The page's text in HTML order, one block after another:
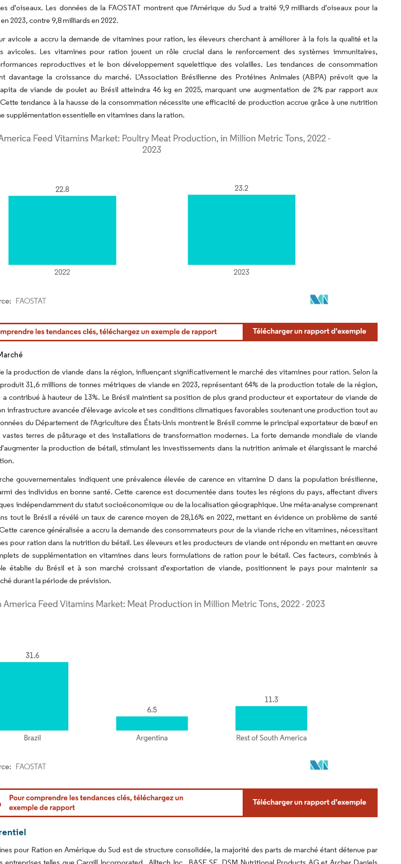
d'oiseaux. Les données de la FAOSTAT montrent que l'Amérique du Sud a traité 9,9 milliards d'oiseaux pour la
2023, contre 9,8 milliards en 2022.
avicole a accru la demande de vitamines pour ration, les éleveurs cherchant à améliorer à la fois la qualité et la
avicoles. Les vitamines pour ration jouent un rôle crucial dans le renforcement des systèmes immunitaires,
reproductives et le bon développement squelettique des volailles. Les tendances de consommation
davantage la croissance du marché. L'Association Brésilienne des Protéines Animales (ABPA) prévoit que la
de viande de poulet au Brésil atteindra 46 kg en 2025, marquant une augmentation de 2% par rapport aux
tendance à la hausse de la consommation nécessite une efficacité de production accrue grâce à une nutrition
supplémentation essentielle en vitamines dans la ration.
La réutilisation nécessite une attribution sous CC BY 4.0.
la production de viande dans la région, influençant significativement le marché des vitamines pour ration. Selon la
31,6 millions de tonnes métriques de viande en 2023, représentant 64% de la production totale de la région,
contribué à hauteur de 13%. Le Brésil maintient sa position de plus grand producteur et exportateur de viande de
infrastructure avancée d'élevage avicole et ses conditions climatiques favorables soutenant une production tout au
du Département de l'Agriculture des États-Unis montrent le Brésil comme le principal exportateur de bœuf en
terres de pâturage et des installations de transformation modernes. La forte demande mondiale de viande
la production de bétail, stimulant les investissements dans la nutrition animale et élargissant le marché
gouvernementales indiquent une prévalence élevée de carence en vitamine D dans la population brésilienne,
des individus en bonne santé. Cette carence est documentée dans toutes les régions du pays, affectant divers
indépendamment du statut socioéconomique ou de la localisation géographique. Une méta-analyse comprenant
tout le Brésil a révélé un taux de carence moyen de 28,16% en 2022, mettant en évidence un problème de santé
carence généralisée a accru la demande des consommateurs pour de la viande riche en vitamines, nécessitant
pour ration dans la nutrition du bétail. Les éleveurs et les producteurs de viande ont répondu en mettant en œuvre
de supplémentation en vitamines dans leurs formulations de ration pour le bétail. Ces facteurs, combinés à
établie du Brésil et à son marché croissant d'exportation de viande, positionnent le pays pour maintenir sa
durant la période de prévision.
La réutilisation nécessite une attribution sous CC BY 4.0.
pour Ration en Amérique du Sud est de structure consolidée, la majorité des parts de marché étant détenue par